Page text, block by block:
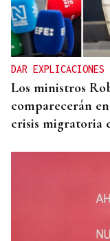
DAR EXPLICACIONES
Los ministros
comparecerán
crisis migratoria